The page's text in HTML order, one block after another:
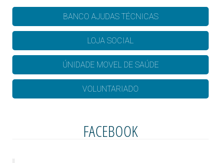
BANCO AJUDAS TÉCNICAS
LOJA SOCIAL
ÚNIDADE MOVEL DE SAÚDE
VOLUNTARIADO
FACEBOOK